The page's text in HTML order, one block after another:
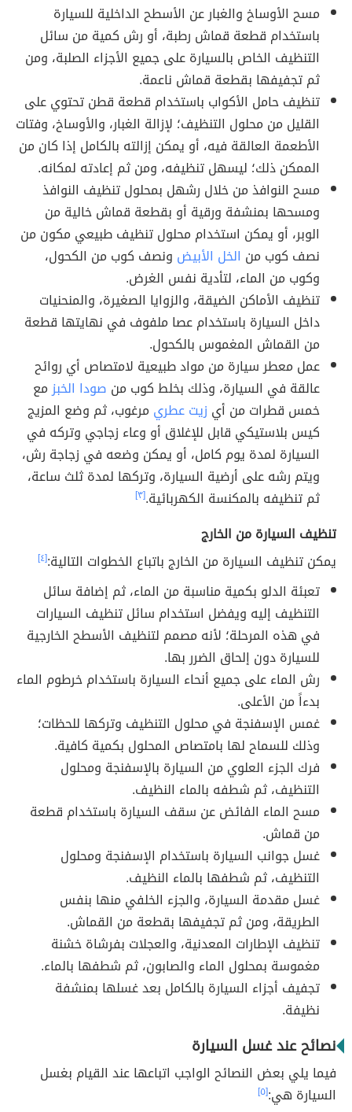
مسح الأوساخ والغبار عن الأسطح الداخلية للسيارة
باستخدام قطعة قماش رطبة، أو رش كمية من سائل
التنظيف الخاص بالسيارة على جميع الأجزاء الصلبة، ومن
ثم تجفيفها بقطعة قماش ناعمة.
تنظيف حامل الأكواب باستخدام قطعة قطن تحتوي على
القليل من محلول التنظيف؛ لإزالة الغبار، والأوساخ، وفتات
الأطعمة العالقة فيه، أو يمكن إزالته بالكامل إذا كان من
الممكن ذلك؛ ليسهل تنظيفه، ومن ثم إعادته لمكانه.
مسح النوافذ من خلال رشهل بمحلول تنظيف النوافذ
ومسحها بمنشفة ورقية أو بقطعة قماش خالية من
الوبر، أو يمكن استخدام محلول تنظيف طبيعي مكون من
نصف كوب من الخل الأبيض ونصف كوب من الكحول،
وكوب من الماء، لتأدية نفس الغرض.
تنظيف الأماكن الضيقة، والزوايا الصغيرة، والمنحنيات
داخل السيارة باستخدام عصا ملفوف في نهايتها قطعة
من القماش المغموس بالكحول.
عمل معطر سيارة من مواد طبيعية لامتصاص أي روائح
عالقة في السيارة، وذلك بخلط كوب من صودا الخبزمع
خمس قطرات من أي زيت عطري مرغوب، ثم وضع المزيج
كيس بلاستيكي قابل للإغلاق أو وعاء زجاجي وتركه في
السيارة لمدة يوم كامل، أو يمكن وضعه في زجاجة رش،
ويتم رشه على أرضية السيارة، وتركها لمدة ثلث ساعة،
ثم تنظيفه بالمكنسة الكهربائية.[٣]
تنظيف السيارة من الخارج
يمكن تنظيف السيارة من الخارج باتباع الخطوات التالية:[٤]
تعبئة الدلو بكمية مناسبة من الماء، ثم إضافة سائل
التنظيف إليه ويفضل استخدام سائل تنظيف السيارات
في هذه المرحلة؛ لأنه مصمم لتنظيف الأسطح الخارجية
للسيارة دون إلحاق الضرر بها.
رش الماء على جميع أنحاء السيارة باستخدام خرطوم الماء
بدءاً من الأعلى.
غمس الإسفنجة في محلول التنظيف وتركها للحظات؛
وذلك للسماح لها بامتصاص المحلول بكمية كافية.
فرك الجزء العلوي من السيارة بالإسفنجة ومحلول
التنظيف، ثم شطفه بالماء النظيف.
مسح الماء الفائض عن سقف السيارة باستخدام قطعة
من قماش.
غسل جوانب السيارة باستخدام الإسفنجة ومحلول
التنظيف، ثم شطفها بالماء النظيف.
غسل مقدمة السيارة، والجزء الخلفي منها بنفس
الطريقة، ومن ثم تجفيفها بقطعة من القماش.
تنظيف الإطارات المعدنية، والعجلات بفرشاة خشنة
مغموسة بمحلول الماء والصابون، ثم شطفها بالماء.
تجفيف أجزاء السيارة بالكامل بعد غسلها بمنشفة
نظيفة.
نصائح عند غسل السيارة
فيما يلي بعض النصائح الواجب اتباعها عند القيام بغسل
السيارة هي:[٥]